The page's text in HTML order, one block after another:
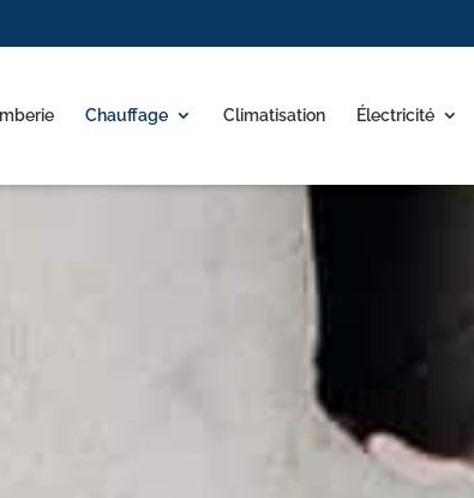
Chauffage Climatisation Électricité